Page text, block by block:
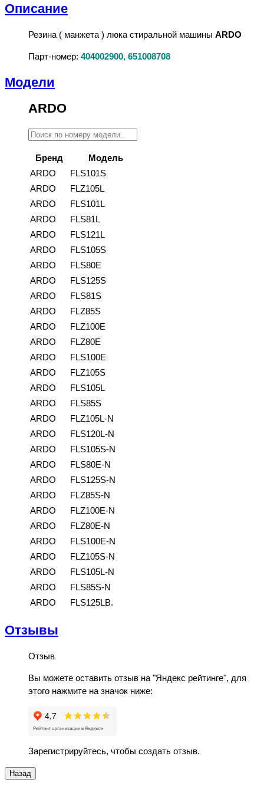
Описание
Резина ( манжета ) люка стиральной машины ARDO
Парт-номер: 404002900, 651008708
Модели
ARDO
Бренд
Модель
ARDO
FLS101S
ARDO
FLZ105L
ARDO
FLS101L
ARDO
FLS81L
ARDO
FLS121L
ARDO
FLS105S
ARDO
FLS80E
ARDO
FLS125S
ARDO
FLS81S
ARDO
FLZ85S
ARDO
FLZ100E
ARDO
FLZ80E
ARDO
FLS100E
ARDO
FLZ105S
ARDO
FLS105L
ARDO
FLS85S
ARDO
FLZ105L-N
ARDO
FLS120L-N
ARDO
FLS105S-N
ARDO
FLS80E-N
ARDO
FLS125S-N
ARDO
FLZ85S-N
ARDO
FLZ100E-N
ARDO
FLZ80E-N
ARDO
FLS100E-N
ARDO
FLZ105S-N
ARDO
FLS105L-N
ARDO
FLS85S-N
ARDO
FLS125LB.
Отзывы
Отзыв
Вы можете оставить отзыв на "Яндекс рейтинге", для
этого нажмите на значок ниже:
Зарегистрируйтесь, чтобы создать отзыв.